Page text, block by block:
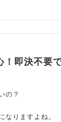
即決不要
の？
なりますよね。